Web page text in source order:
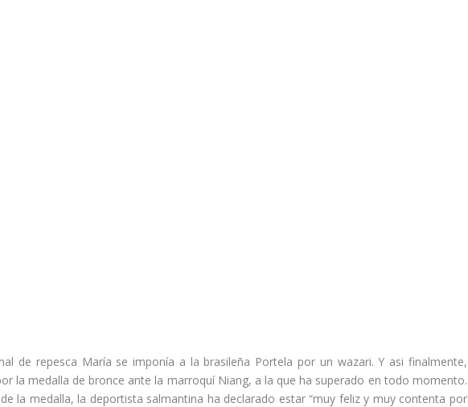
de repesca María se imponía a la brasileña Portela por un wazari. Y asi finalmente,
la medalla de bronce ante la marroquí Niang, a la que ha superado en todo momento.
la medalla, la deportista salmantina ha declarado estar “muy feliz y muy contenta por